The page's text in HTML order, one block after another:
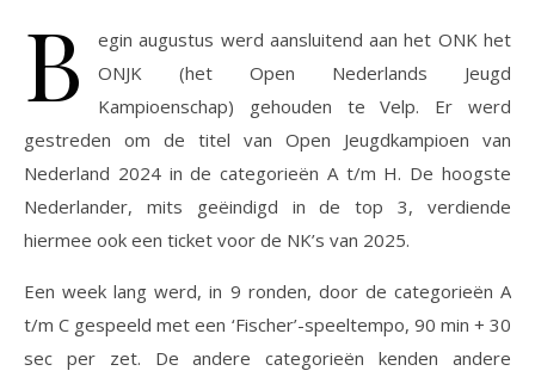
B
egin augustus werd aansluitend aan het ONK het
ONJK (het Open Nederlands Jeugd
Kampioenschap) gehouden te Velp. Er werd
gestreden om de titel van Open Jeugdkampioen van
Nederland 2024 in de categorieën A t/m H. De hoogste
Nederlander, mits geëindigd in de top 3, verdiende
hiermee ook een ticket voor de NK’s van 2025.
Een week lang werd, in 9 ronden, door de categorieën A
t/m C gespeeld met een ‘Fischer’-speeltempo, 90 min + 30
sec per zet. De andere categorieën kenden andere